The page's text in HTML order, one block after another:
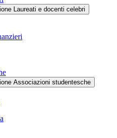
Laureati e docenti celebri
Associazioni studentesche